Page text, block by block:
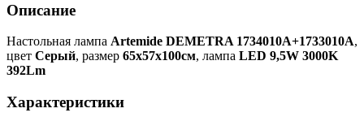
Описание
Настольная лампа Artemide DEMETRA 1734010A+1733010A,
цвет Серый, размер 65х57х100см, лампа LED 9,5W 3000K
392Lm
Характеристики